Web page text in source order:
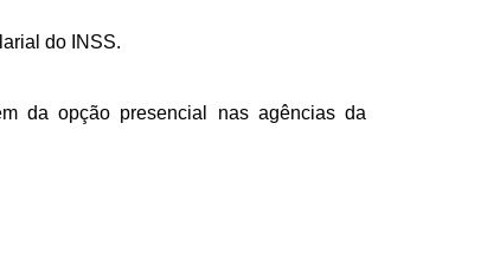
do INSS.
da opção presencial nas agências da